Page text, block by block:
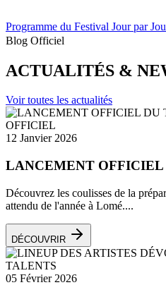
Programme du Festival Jour par
Blog Officiel
ACTUALITÉS &
Voir toutes les actualités
OFFICIEL
12 Janvier 2026
LANCEMENT OFFICIEL
Découvrez les coulisses de la
attendu de l'année à Lomé....
DÉCOUVRIR
TALENTS
05 Février 2026